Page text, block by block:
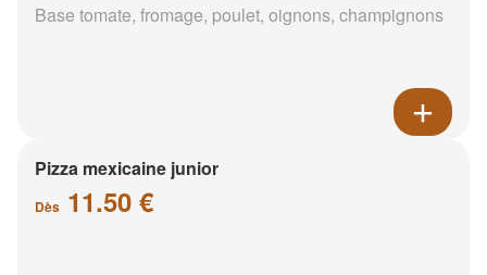
Base tomate, fromage, poulet, oignons, champignons
Pizza mexicaine junior
Dès 11.50 €